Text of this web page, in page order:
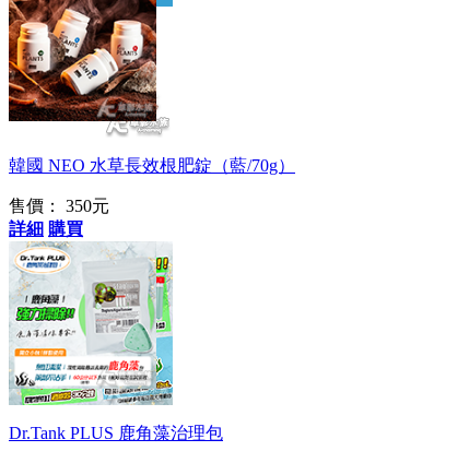
韓國製造
韓國 NEO 水草長效根肥錠（藍/70g）
售價： 350元
詳細 購買
絲狀藻等常見藻類用
這款
Dr.Tank PLUS 鹿角藻治理包